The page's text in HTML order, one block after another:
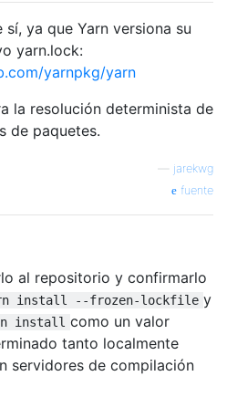
sí, ya que Yarn versiona su
yarn.lock:
yarnpkg/yarn
la resolución determinista de
de paquetes.
jarekwg
fuente
al repositorio y confirmarlo
install --frozen-lockfile y
install como un valor
tanto localmente
servidores de compilación